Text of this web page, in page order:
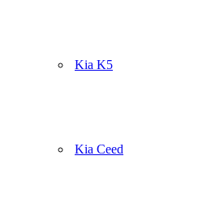
Kia K5
Kia Ceed